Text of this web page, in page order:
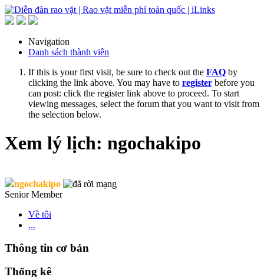
Navigation
Danh sách thành viên
If this is your first visit, be sure to check out the FAQ by
clicking the link above. You may have to register before you
can post: click the register link above to proceed. To start
viewing messages, select the forum that you want to visit from
the selection below.
Xem lý lịch: ngochakipo
ngochakipo
Senior Member
Về tôi
...
Thông tin cơ bản
Thống kê